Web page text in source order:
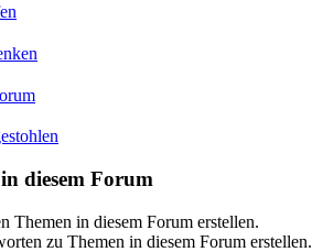
diesem Forum
Themen in diesem Forum erstellen.
zu Themen in diesem Forum erstellen.